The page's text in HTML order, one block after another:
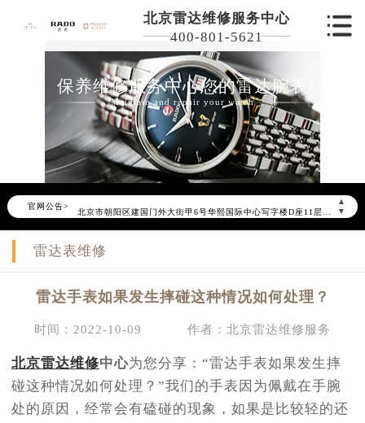
北京雷达维修服务中心
400-801-5621
保养维修服务中心您的雷达腕表
Maintain and repair your watch
官网公告>
▲
▼
2026年6月雷达北京市售后服务网络优化升级公告
2026年6月北京市雷达官方售后客户服务热线：400-801-5621
2026年6月雷达售后服务中心最新网点地址：
北京市东城区东长安街1号东方广场写字楼W3座6层602室（需提前预约）
北京市朝阳区建国门外大街甲6号华熙国际中心D座11层1102室雷达售后服务中心（需提前预约）
雷达表维修
雷达手表如果发生摔碰这种情况如何处理？
时间：2022-10-09 作者：北京雷达维修服务
北京雷达维修中心为您分享：“雷达手表如果发生摔
碰这种情况如何处理？”我们的手表因为佩戴在手腕
处的原因，经常会有磕碰的现象，如果是比较轻的还